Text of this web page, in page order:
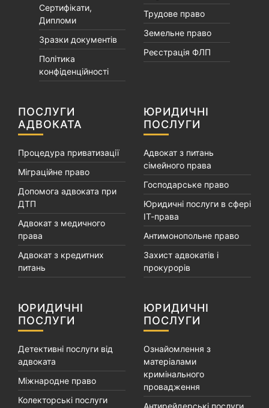
Сертифікати,
Дипломи
Зразки документів
Політика
конфіденційності
Трудове право
Земельне право
Реєстрація ФЛП
ПОСЛУГИ
АДВОКАТА
Процедура приватизації
Міграційне право
Допомога адвоката при
ДТП
Адвокат з медичного
права
Адвокат з кредитних
питань
ЮРИДИЧНІ
ПОСЛУГИ
Адвокат з питань
сімейного права
Господарське право
Юридичні послуги в сфері
ІТ-права
Антимонопольне право
Захист адвокатів і
прокурорів
ЮРИДИЧНІ
ПОСЛУГИ
Детективні послуги від
адвоката
Міжнародне право
Колекторські послуги
ЮРИДИЧНІ
ПОСЛУГИ
Ознайомлення з
матеріалами
кримінального
провадження
Антирейдерські послуги